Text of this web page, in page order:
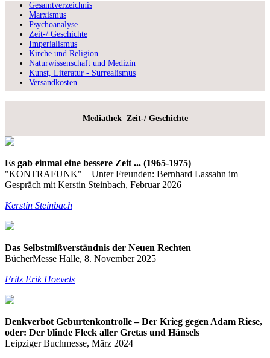
Gesamtverzeichnis
Marxismus
Psychoanalyse
Zeit-/ Geschichte
Imperialismus
Kirche und Religion
Naturwissenschaft und Medizin
Kunst, Literatur - Surrealismus
Versandkosten
Mediathek Zeit-/ Geschichte
Es gab einmal eine bessere Zeit ... (1965-1975)
"KONTRAFUNK" – Unter Freunden: Bernhard Lassahn im
Gespräch mit Kerstin Steinbach, Februar 2026
Kerstin Steinbach
Das Selbstmißverständnis der Neuen Rechten
BücherMesse Halle, 8. November 2025
Fritz Erik Hoevels
Denkverbot Geburtenkontrolle – Der Krieg gegen Adam Riese,
oder: Der blinde Fleck aller Gretas und Hänsels
Leipziger Buchmesse, März 2024